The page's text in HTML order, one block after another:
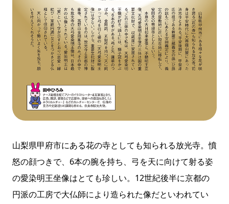
山梨県甲府市にある花の寺としても知られる放光寺。憤
怒の顔つきで、6本の腕を持ち、弓を天に向けて射る姿
の愛染明王坐像はとても珍しい。12世紀後半に京都の
円派の工房で大仏師により造られた像だといわれてい